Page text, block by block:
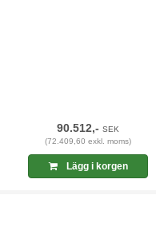
90.512,-SEK
(72.409,60 exkl. moms)
Lägg i korgen